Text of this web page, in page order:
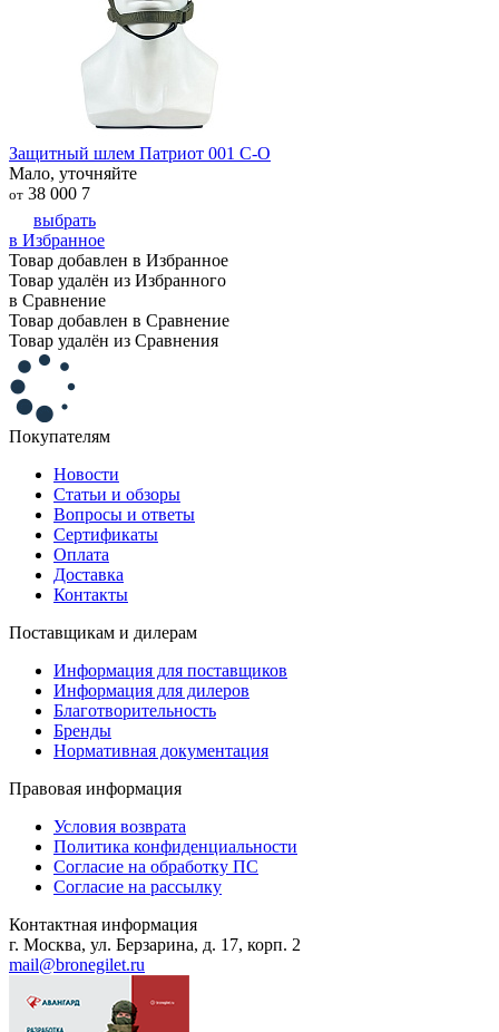
Защитный шлем Патриот 001 С-О
Мало, уточняйте
от 38 000 7
выбрать
в Избранное
Товар добавлен в Избранное
Товар удалён из Избранного
в Сравнение
Товар добавлен в Сравнение
Товар удалён из Сравнения
Покупателям
Новости
Статьи и обзоры
Вопросы и ответы
Сертификаты
Оплата
Доставка
Контакты
Поставщикам и дилерам
Информация для поставщиков
Информация для дилеров
Благотворительность
Бренды
Нормативная документация
Правовая информация
Условия возврата
Политика конфиденциальности
Согласие на обработку ПС
Согласие на рассылку
Контактная информация
г. Москва, ул. Берзарина, д. 17, корп. 2
mail@bronegilet.ru